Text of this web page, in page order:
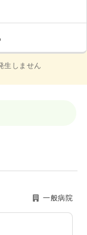
生しません
一般病院